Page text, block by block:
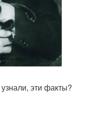
эти факты?